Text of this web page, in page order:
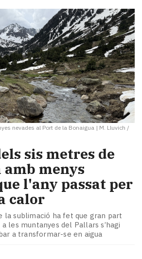
nevades al Port de la Bonaigua | M. Lluvich /
sis metres de
amb menys
l'any passat per
calor
la sublimació ha fet que gran part
les muntanyes del Pallars s’hagi
a transformar-se en aigua